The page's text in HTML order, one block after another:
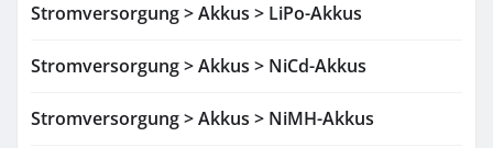
Stromversorgung > Akkus > LiPo-Akkus
Stromversorgung > Akkus > NiCd-Akkus
Stromversorgung > Akkus > NiMH-Akkus